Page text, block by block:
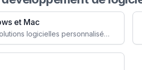
et Mac
Faites évoluer votre business avec des solutions logicielles personnalisées, parfaitement adaptées à vos besoins spécifiques.